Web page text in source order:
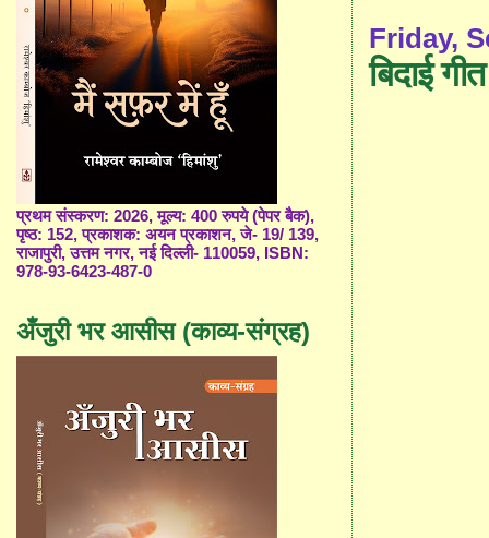
Friday,
बिदाई
प्रथम संस्करण: 2026, मूल्य: 400 रुपये (पेपर बैक),
पृष्ठ: 152, प्रकाशक: अयन प्रकाशन, जे- 19/ 139,
राजापुरी, उत्तम नगर, नई दिल्ली- 110059, ISBN:
978-93-6423-487-0
अँजुरी भर आसीस (काव्य-संग्रह)